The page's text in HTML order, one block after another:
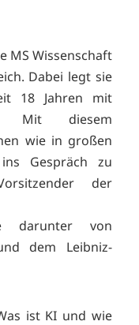
MS Wissenschaft
Dabei legt sie
18 Jahren mit
Mit diesem
wie in großen
Gespräch zu
der
darunter von
dem Leibniz-
ist KI und wie